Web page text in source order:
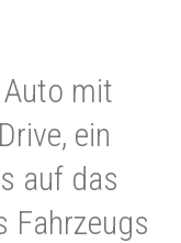
mit
ein
auf das
Fahrzeugs